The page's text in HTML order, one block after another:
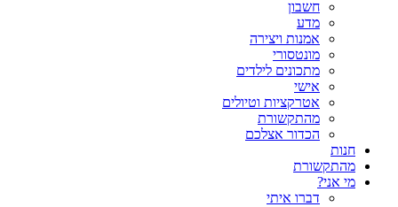
חשבון
מדע
אמנות ויצירה
מונטסורי
מתכונים לילדים
אישי
אטרקציות וטיולים
מהתקשורת
הכדור אצלכם
חנות
מהתקשורת
מי אני?
דברו איתי